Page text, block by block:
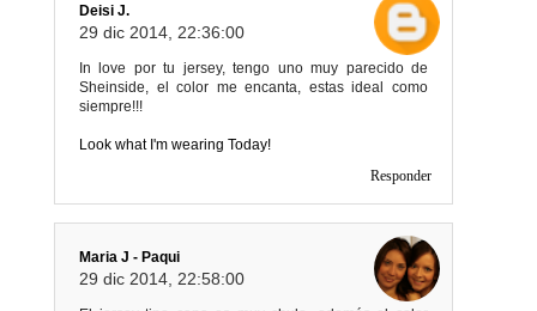
Deisi J.
29 dic 2014, 22:36:00
In love por tu jersey, tengo uno muy parecido de
Sheinside, el color me encanta, estas ideal como
siempre!!!
Look what I'm wearing Today!
Responder
Maria J - Paqui
29 dic 2014, 22:58:00